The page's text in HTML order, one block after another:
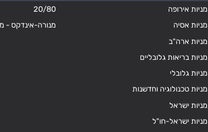
מניות אירופה
מניות אסיה
מניות ארה"ב
מניות בריאות גלובליים
מניות גלובלי
מניות טכנולוגיה וחדשנות
מניות ישראל
מניות ישראל-חו"ל
20/80
מנורה-אינדקס -